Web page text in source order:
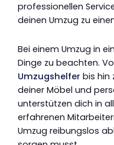
professionellen
deinen Umzug zu
Bei einem Umzug in
Dinge zu beachten.
Umzugshelfer bis hin
deiner Möbel und
unterstützen dich in
erfahrenen
Umzug reibungslos